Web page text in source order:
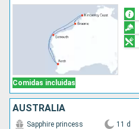
Comidas incluidas
AUSTRALIA
Sapphire princess 11 d